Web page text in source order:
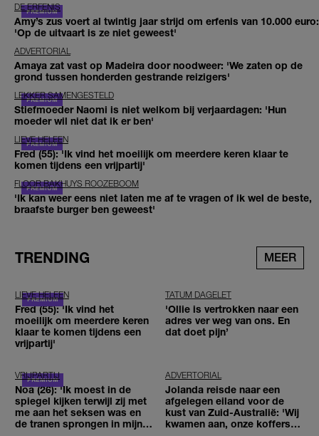
DE ERFENIS
Amy’s zus voert al twintig jaar strijd om erfenis van 10.000 euro:
'Op de uitvaart is ze niet geweest'
ADVERTORIAL
Amaya zat vast op Madeira door noodweer: 'We zaten op de
grond tussen honderden gestrande reizigers'
LEKKER SAMENGESTELD
Stiefmoeder Naomi is niet welkom bij verjaardagen: 'Hun
moeder wil niet dat ik er ben'
LIEVE HELEEN
Fred (55): 'Ik vind het moeilijk om meerdere keren klaar te
komen tijdens een vrijpartij'
FLOOR BAKHUYS ROOZEBOOM
'Ik kan weer eens niet laten me af te vragen of ik wel de beste,
braafste burger ben geweest'
TRENDING MEER
LIEVE HELEEN
Fred (55): 'Ik vind het
moeilijk om meerdere keren
klaar te komen tijdens een
vrijpartij'
TATUM DAGELET
'Ollie is vertrokken naar een
adres ver weg van ons. En
dat doet pijn’
VRIJPARTIJ
Noa (26): 'Ik moest in de
spiegel kijken terwijl zij met
me aan het seksen was en
de tranen sprongen in mijn
ADVERTORIAL
Jolanda reisde naar een
afgelegen eiland voor de
kust van Zuid-Australië: 'Wij
kwamen aan, onze koffers